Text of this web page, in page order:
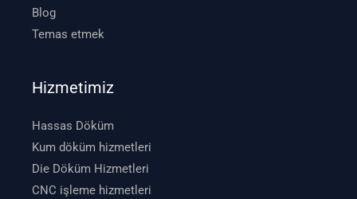
Blog
Temas etmek
Hizmetimiz
Hassas Döküm
Kum döküm hizmetleri
Die Döküm Hizmetleri
CNC işleme hizmetleri